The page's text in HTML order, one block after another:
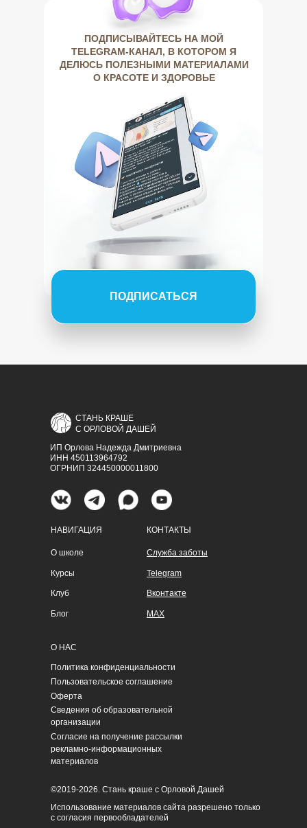
ПОДПИСЫВАЙТЕСЬ НА МОЙ
TELEGRAM-КАНАЛ, В КОТОРОМ Я
ДЕЛЮСЬ ПОЛЕЗНЫМИ МАТЕРИАЛАМИ
О КРАСОТЕ И ЗДОРОВЬЕ
ПОДПИСАТЬСЯ
СТАНЬ КРАШЕ
С ОРЛОВОЙ ДАШЕЙ
НАВИГАЦИЯ
О школе
Курсы
Клуб
Блог
КОНТАКТЫ
Служба заботы
Telegram
MAX
Вконтакте
О НАС
Политика конфиденциальности
Пользовательское соглашение
Оферта
©2019-2026. Стань краше с Орловой Дашей
Использование материалов сайта разрешено только
с согласия первообладателей
ИП Орлова Надежда Дмитриевна
ИНН 450113964792
ОГРНИП 324450000011800
Согласие на получение рассылки
рекламно-информационных
материалов
Сведения об образовательной
организации